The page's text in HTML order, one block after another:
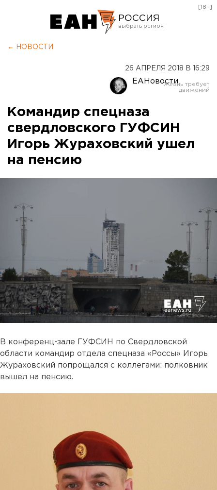
РОССИЯ
Оренбург
[18+]
← НОВОСТИ
26 АПРЕЛЯ 2018 В 16:29
ЕАНовости
Командир спецназа
свердловского ГУФСИН
Игорь Жураховский ушел
на пенсию
В конференц-зале ГУФСИН по Свердловской
области командир отдела спецназа «Россы» Игорь
Жураховский попрощался с коллегами: полковник
вышел на пенсию.